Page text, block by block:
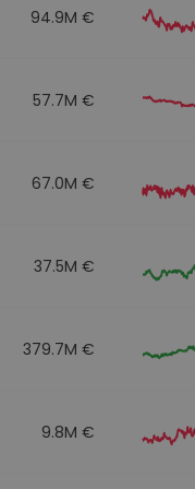
94.9M €
57.7M €
67.0M €
37.5M €
379.7M €
9.8M €